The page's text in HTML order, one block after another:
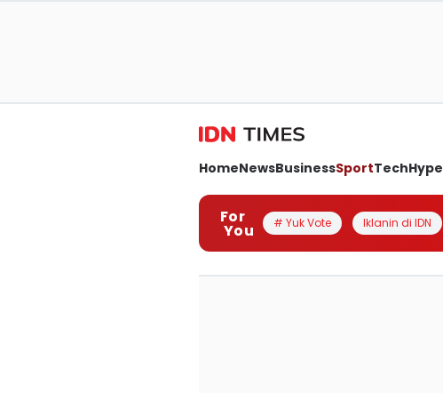
HomeNewsBusinessSportTechHype
For
You # Yuk Vote Iklanin di IDN